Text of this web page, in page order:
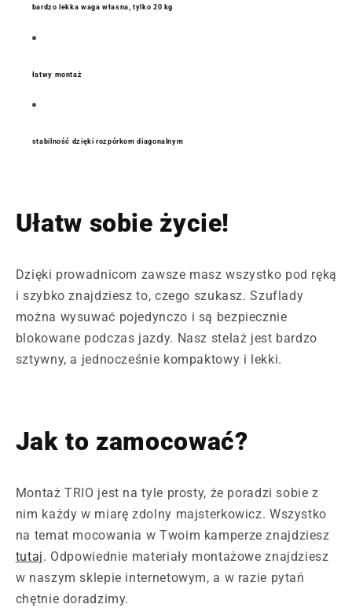
bardzo lekka waga własna, tylko 20 kg
łatwy montaż
stabilność dzięki rozpórkom diagonalnym
Ułatw sobie życie!
Dzięki prowadnicom zawsze masz wszystko pod ręką
i szybko znajdziesz to, czego szukasz. Szuflady
można wysuwać pojedynczo i są bezpiecznie
blokowane podczas jazdy. Nasz stelaż jest bardzo
sztywny, a jednocześnie kompaktowy i lekki.
Jak to zamocować?
Montaż TRIO jest na tyle prosty, że poradzi sobie z
nim każdy w miarę zdolny majsterkowicz. Wszystko
na temat mocowania w Twoim kamperze znajdziesz
tutaj. Odpowiednie materiały montażowe znajdziesz
w naszym sklepie internetowym, a w razie pytań
chętnie doradzimy.